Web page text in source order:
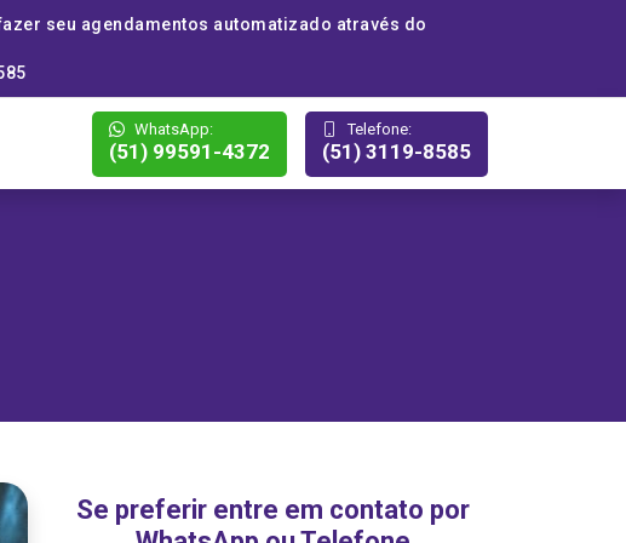
seu agendamentos automatizado através do
WhatsApp:
(51) 99591-4372
Telefone:
(51) 3119-8585
Se preferir entre em contato por